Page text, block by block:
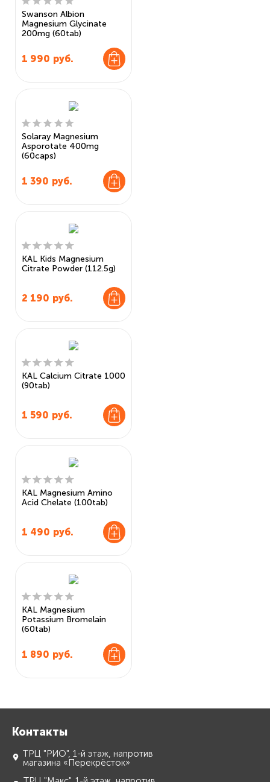
Swanson Albion
Magnesium Glycinate
200mg (60tab)
1 990 руб.
Solaray Magnesium
Asporotate 400mg
(60caps)
1 390 руб.
KAL Kids Magnesium
Citrate Powder (112.5g)
2 190 руб.
KAL Calcium Citrate 1000
(90tab)
1 590 руб.
KAL Magnesium Amino
Acid Chelate (100tab)
1 490 руб.
KAL Magnesium
Potassium Bromelain
(60tab)
1 890 руб.
Контакты
ТРЦ "РИО", 1-й этаж, напротив
магазина «Перекрёсток»